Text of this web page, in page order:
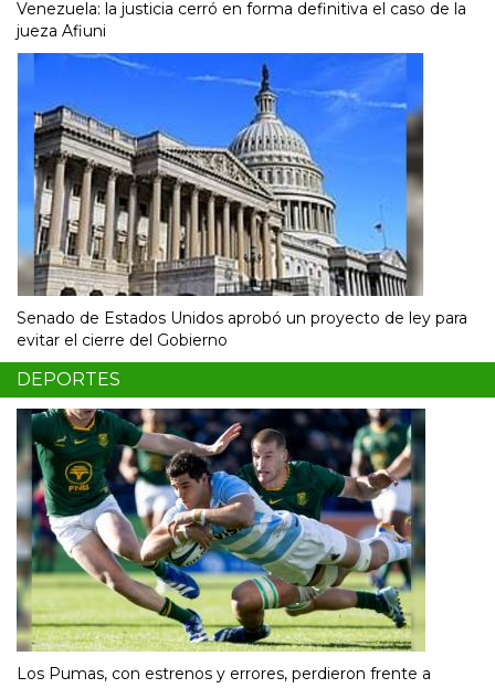
Venezuela: la justicia cerró en forma definitiva el caso de la
jueza Afiuni
Senado de Estados Unidos aprobó un proyecto de ley para
evitar el cierre del Gobierno
DEPORTES
Los Pumas, con estrenos y errores, perdieron frente a